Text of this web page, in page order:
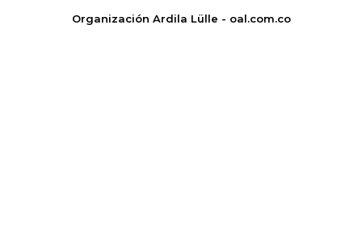
Organización Ardila Lülle - oal.com.co